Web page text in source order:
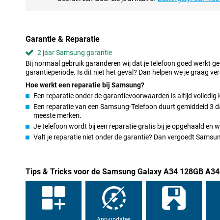
Razend snel internetten met je Samsung Galaxy A34
In deze telefoon is een geïntegreerde NFC-chip aanwezig.
te betalen in de winkel, wanneer jouw bank dit ook
een 5G-ready telefoon te kopen! Hiermee profiteer je alvast van
meebrengt.
Garantie & Reparatie
2 jaar Samsung garantie
Bij normaal gebruik garanderen wij dat je telefoon goed werkt
garantieperiode. Is dit niet het geval? Dan helpen we je graag
Hoe werkt een reparatie bij Samsung?
Een reparatie onder de garantievoorwaarden is altijd volledig
Een reparatie van een Samsung-Telefoon duurt gemiddeld 3
meeste merken.
Je telefoon wordt bij een reparatie gratis bij je opgehaald en
Valt je reparatie niet onder de garantie? Dan vergoedt
Tips & Tricks voor de Samsung Galaxy A34 128GB